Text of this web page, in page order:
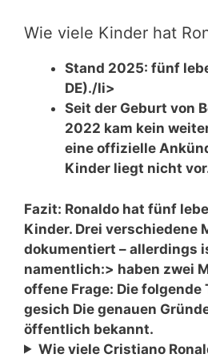
Wie viele Kinder hat
Stand 2025: fünf
DE)./li>
Seit der Geburt von
2022 kam kein
eine offizielle
Kinder liegt nicht
Fazit: Ronaldo hat fünf
Kinder. Drei verschiedene
dokumentiert – allerdings
namentlich:> haben zwei
offene Frage: Die folgende
gesich Die genauen
öffentlich bekannt.
Wie viele Cristiano